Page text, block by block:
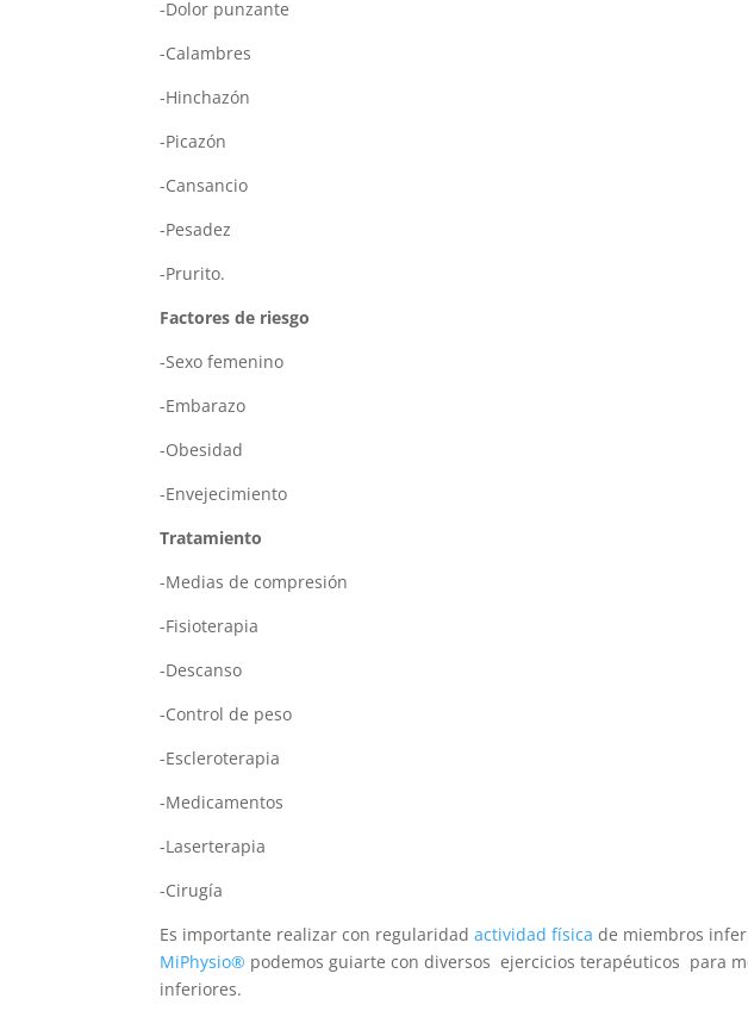
-Dolor punzante
-Calambres
-Hinchazón
-Picazón
-Cansancio
-Pesadez
-Prurito.
Factores de riesgo
-Sexo femenino
-Embarazo
-Obesidad
-Envejecimiento
Tratamiento
-Medias de compresión
-Fisioterapia
-Descanso
-Control de peso
-Escleroterapia
-Medicamentos
-Laserterapia
-Cirugía
Es importante realizar con regularidadactividad física de miembros
MiPhysio® podemos guiarte con diversos ejercicios terapéuticos para
inferiores.